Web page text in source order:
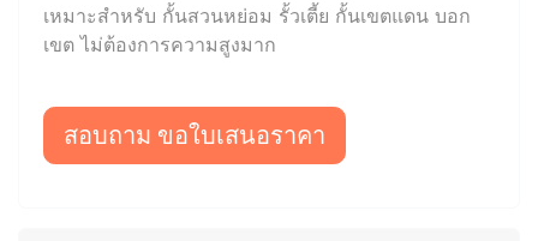
เหมาะสำหรับ กั้นสวนหย่อม รั้วเตี้ย กั้นเขตแดน บอก
เขต ไม่ต้องการความสูงมาก
สอบถาม ขอใบเสนอราคา